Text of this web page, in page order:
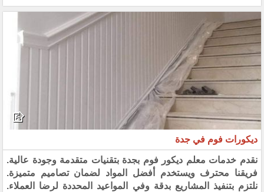
ديكورات فوم في جدة
نقدم خدمات معلم ديكور فوم بجدة بتقنيات متقدمة وجودة عالية.
فريقنا محترف ويستخدم أفضل المواد لضمان تصاميم متميزة.
نلتزم بتنفيذ المشاريع بدقة وفي المواعيد المحددة لرضا العملاء.